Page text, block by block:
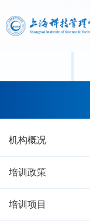
机构概况
培训政策
培训项目